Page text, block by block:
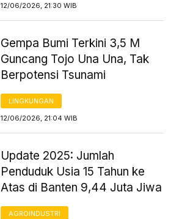
12/06/2026, 21:30 WIB
Gempa Bumi Terkini 3,5 M
Guncang Tojo Una Una, Tak
Berpotensi Tsunami
LINGKUNGAN
12/06/2026, 21:04 WIB
Update 2025: Jumlah
Penduduk Usia 15 Tahun ke
Atas di Banten 9,44 Juta Jiwa
AGROINDUSTRI